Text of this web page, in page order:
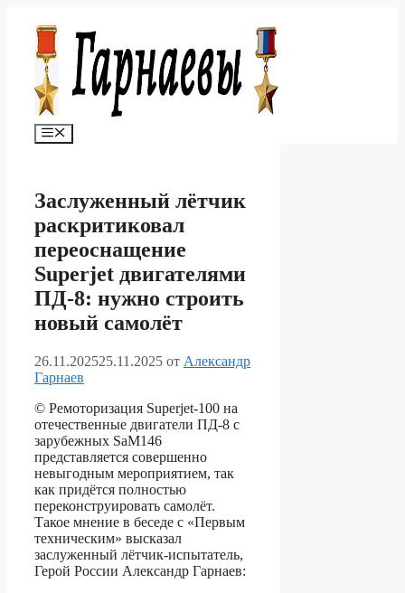
содержимому
Меню
Заслуженный лётчик
раскритиковал
переоснащение
Superjet двигателями
ПД-8: нужно строить
новый самолёт
26.11.202525.11.2025 от Александр
Гарнаев
©️ Ремоторизация Superjet-100 на
отечественные двигатели ПД-8 с
зарубежных SaM146
представляется совершенно
невыгодным мероприятием, так
как придётся полностью
переконструировать самолёт.
Такое мнение в беседе с «Первым
техническим» высказал
заслуженный лётчик-испытатель,
Герой России Александр Гарнаев: